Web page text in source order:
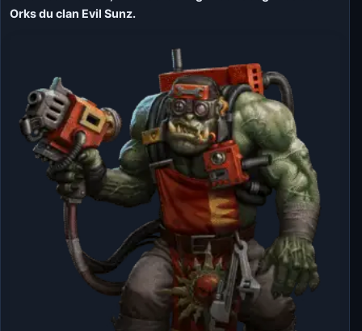
Orks du clan Evil Sunz.